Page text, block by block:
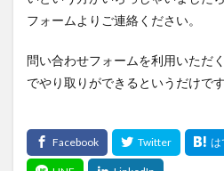
フォームよりご連絡ください。
問い合わせフォームを利用いただ
でやり取りができるというだけです